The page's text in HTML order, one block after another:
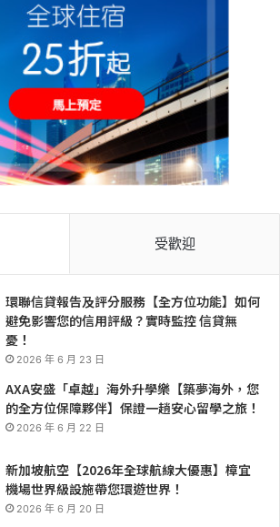
受歡迎
環聯信貸報告及評分服務【全方位功能】如何
避免影響您的信用評級？實時監控 信貸無
憂！
2026 年 6 月 23 日
AXA安盛「卓越」海外升學樂【築夢海外，您
的全方位保障夥伴】保證一趟安心留學之旅！
2026 年 6 月 22 日
新加坡航空【2026年全球航線大優惠】樟宜
機場世界級設施帶您環遊世界！
2026 年 6 月 20 日